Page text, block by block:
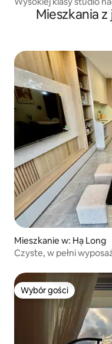
Mieszkania
Mieszkanie w: Hạ Long
Czyste, w pełni
Wybór gości
Wybór gości